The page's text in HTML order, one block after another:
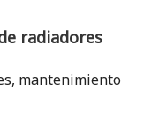
radiadores
mantenimiento